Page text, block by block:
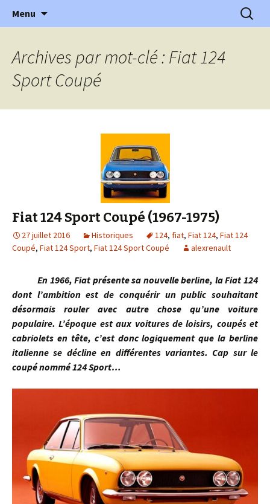
l'Automobile Ancienne
l'automobile ancienne : articles, historiques
…
Menu
Archives par mot-clé : Fiat 124
Sport Coupé
Fiat 124 Sport Coupé (1967-1975)
27 juillet 2016 Historiques 124, fiat, Fiat 124, Fiat 124
Coupé, Fiat 124 Sport, Fiat 124 Sport Coupé alexrenault
En 1966, Fiat présente sa nouvelle berline, la Fiat 124
dont l’ambition est de conquérir un public souhaitant
désormais rouler avec autre chose qu’une voiture
populaire. L’époque est aux voitures de loisirs, coupés et
cabriolets en tête, c’est donc logiquement que la berline
italienne se décline en différentes variantes. Cap sur le
coupé nommé 124 Sport…